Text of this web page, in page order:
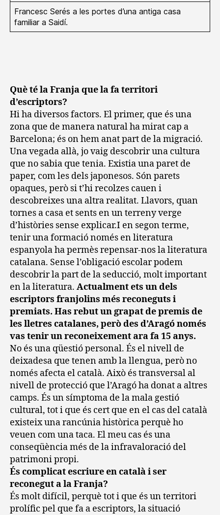
Francesc Serés a les portes d’una antiga casa
familiar a Saidí.
Què té la Franja que la fa territori
d’escriptors?
Hi ha diversos factors. El primer, que és una
zona que de manera natural ha mirat cap a
Barcelona; és on hem anat part de la migració.
Una vegada allà, jo vaig descobrir una cultura
que no sabia que tenia. Existia una paret de
paper, com les dels japonesos. Són parets
opaques, però si t’hi recolzes cauen i
descobreixes una altra realitat. Llavors, quan
tornes a casa et sents en un terreny verge
d’històries sense explicar.I en segon terme,
tenir una formació només en literatura
espanyola ha permès repensar-nos la literatura
catalana. Sense l’obligació escolar podem
descobrir la part de la seducció, molt important
en la literatura. Actualment ets un dels
escriptors franjolins més reconeguts i
premiats. Has rebut un grapat de premis de
les lletres catalanes, però des d’Aragó només
vas tenir un reconeixement ara fa 15 anys.
No és una qüestió personal. És el nivell de
deixadesa que tenen amb la llengua, però no
només afecta el català. Això és transversal al
nivell de protecció que l’Aragó ha donat a altres
camps. És un símptoma de la mala gestió
cultural, tot i que és cert que en el cas del català
existeix una rancúnia històrica perquè ho
veuen com una taca. El meu cas és una
conseqüència més de la infravaloració del
patrimoni propi.
És complicat escriure en català i ser
reconegut a la Franja?
És molt difícil, perquè tot i que és un territori
prolífic pel que fa a escriptors, la situació